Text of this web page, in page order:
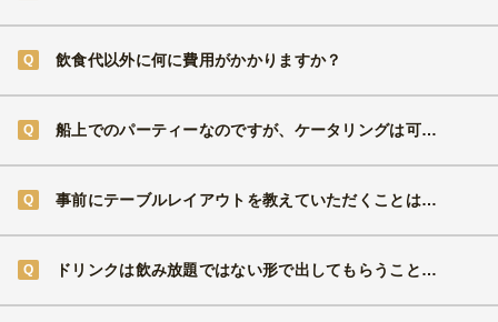
飲食代以外に何に費用がかかりますか？
船上でのパーティーなのですが、ケータリングは可能ですか？
事前にテーブルレイアウトを教えていただくことはできますか？
ドリンクは飲み放題ではない形で出してもらうことは可能ですか？